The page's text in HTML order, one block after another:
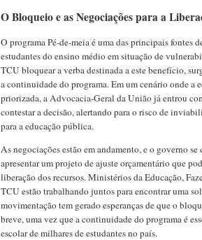
O Bloqueio e as Negociações para a
O programa Pé-de-meia é uma das principais fontes
estudantes do ensino médio em situação de
TCU bloquear a verba destinada a este benefício,
a continuidade do programa. Em um cenário onde a
priorizada, a Advocacia-Geral da União já entrou
contestar a decisão, alertando para o risco de
para a educação pública.
As negociações estão em andamento, e o governo se
apresentar um projeto de ajuste orçamentário que
liberação dos recursos. Ministérios da Educação,
TCU estão trabalhando juntos para encontrar uma
movimentação tem gerado esperanças de que o
breve, uma vez que a continuidade do programa é
escolar de milhares de estudantes no país.